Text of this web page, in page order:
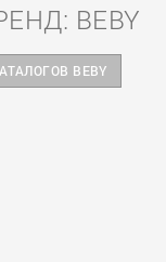
BEBY
BEBY